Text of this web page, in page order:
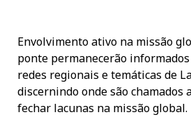
Envolvimento ativo na missão
ponte permanecerão informados
redes regionais e temáticas de
discernindo onde são
fechar lacunas na missão global.